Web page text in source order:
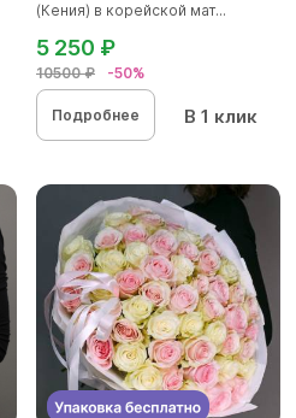
(Кения) в корейской мат...
10500 ₽ -50%
5 250 ₽
Подробнее В 1 клик